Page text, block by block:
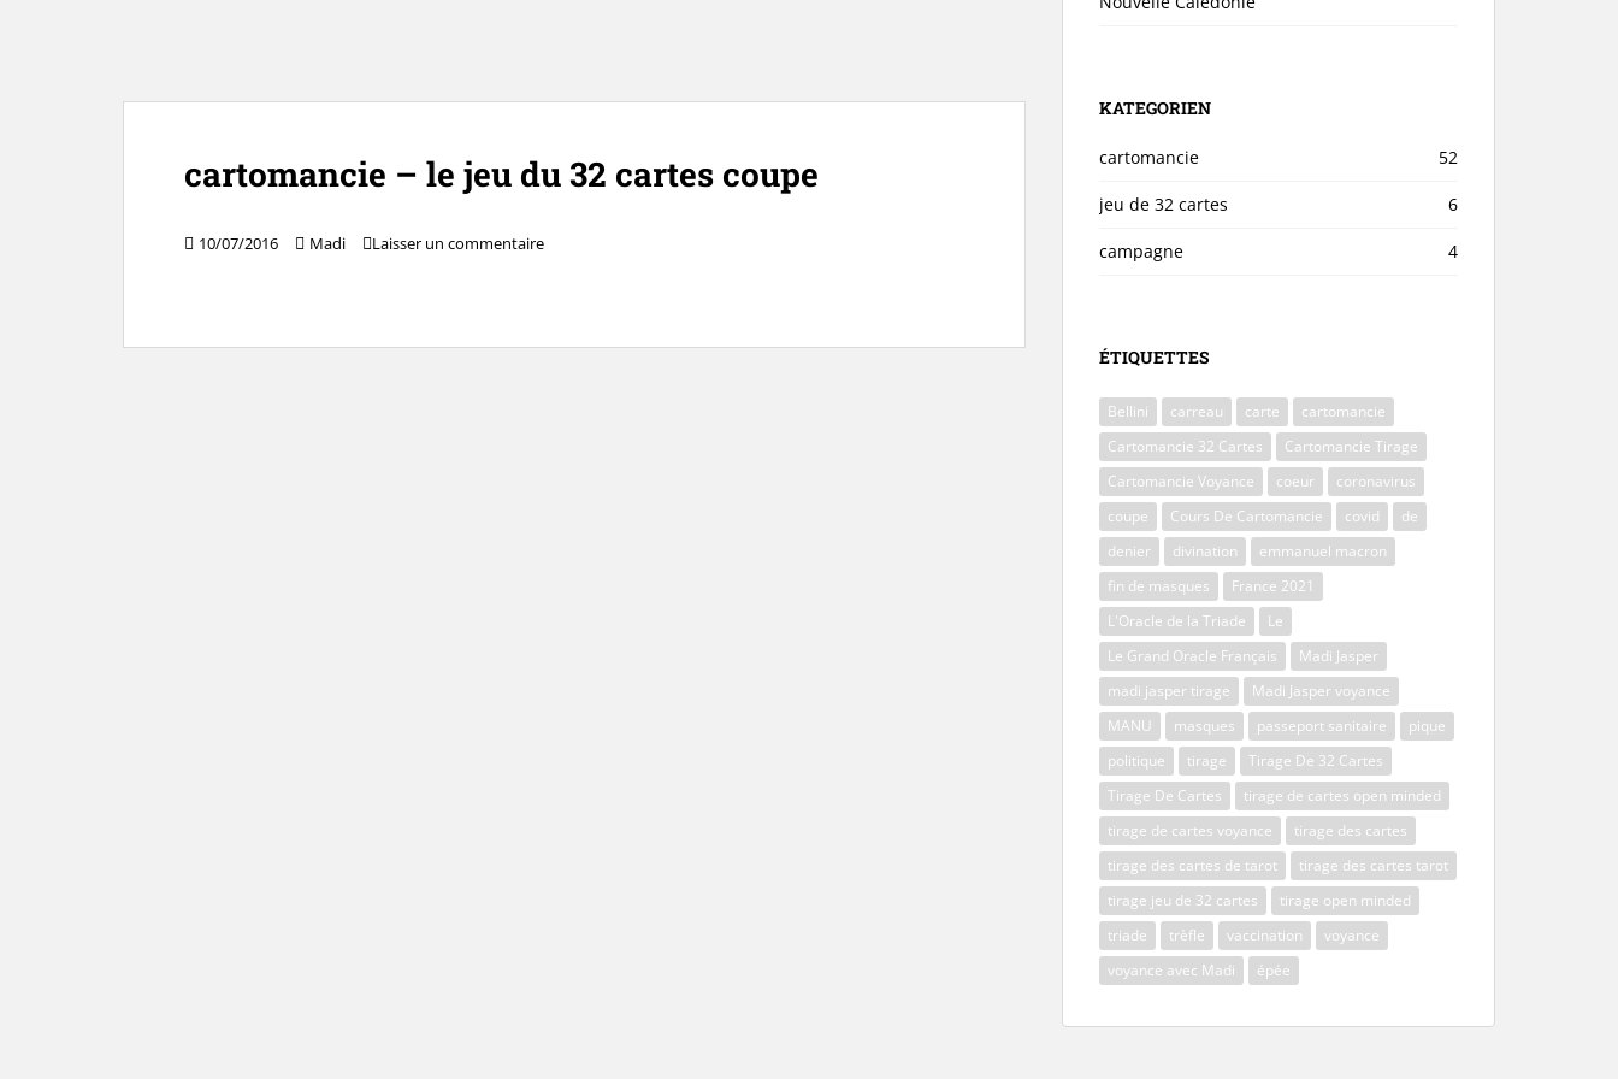
cartomancie – le jeu du 32 cartes coupe
10/07/2016 Madi Laisser un commentaire
KATEGORIEN
cartomancie 52
jeu de 32 cartes 6
campagne 4
ÉTIQUETTES
Bellini carreau carte
cartomancie
Cartomancie 32 Cartes
Cartomancie Tirage
Cartomancie Voyance
coeur
coronavirus
coupe
Cours De Cartomancie covid
de
denier
divination
emmanuel macron
fin de masques
France 2021
L'Oracle de la Triade
Le
Le Grand Oracle Français
Madi Jasper
madi jasper tirage
Madi Jasper voyance
MANU
masques passeport sanitaire
pique
politique
tirage
Tirage De 32 Cartes
Tirage De Cartes
tirage de cartes open minded
tirage de cartes voyance
tirage des cartes
tirage des cartes de tarot
tirage des cartes tarot
tirage jeu de 32 cartes
tirage open minded
triade
trèfle vaccination
voyance
voyance avec Madi
épée